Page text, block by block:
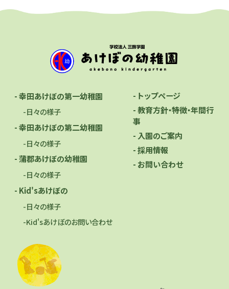
- 幸田あけぼの第一幼稚園
-日々の様子
- 幸田あけぼの第二幼稚園
-日々の様子
- 蒲郡あけぼの幼稚園
-日々の様子
- Kid'sあけぼの
-日々の様子
-Kid'sあけぼのお問い合わせ
- トップページ
- 教育方針・特徴・年間行
事
- 入園のご案内
- 採用情報
- お問い合わせ